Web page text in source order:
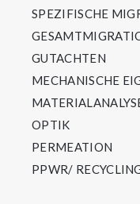
SPEZIFISCHE
GUTACHTEN
MECHANISCHE
OPTIK
PERMEATION
PPWR/